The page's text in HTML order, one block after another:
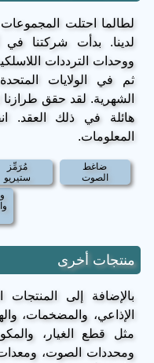
لطالما احتلت المجموعات
لدينا. بدأت شركتنا في
ووحدات الترددات
ثم في الولايات
الشهرية. لقد حقق طرازنا
هائلة في ذلك العقد.
المعلومات.
مُرَمِّز
ستيريو
ضاغط
الصوت
منتجات أخرى
بالإضافة إلى
الإذاعي، والمضخمات،
مثل قطع الغيار،
ومحددات الصوت،